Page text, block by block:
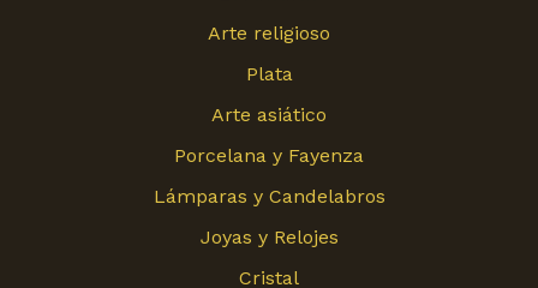
Arte religioso
Plata
Arte asiático
Porcelana y Fayenza
Lámparas y Candelabros
Joyas y Relojes
Cristal